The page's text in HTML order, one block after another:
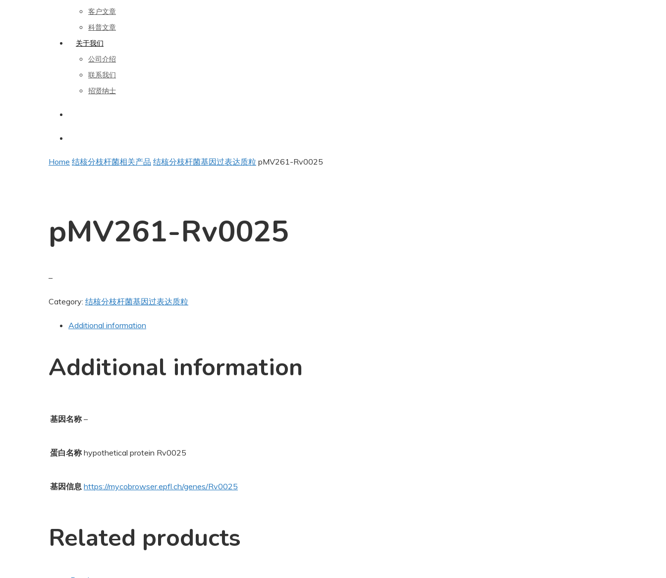
客户文章
科普文章
关于我们
公司介绍
联系我们
招贤纳士
Home 结核分枝杆菌相关产品 结核分枝杆菌基因过表达质粒 pMV261-Rv0025
pMV261-Rv0025
–
Category: 结核分枝杆菌基因过表达质粒
Additional information
Additional information
基因名称 –
蛋白名称 hypothetical protein Rv0025
基因信息 https://mycobrowser.epfl.ch/genes/Rv0025
Related products